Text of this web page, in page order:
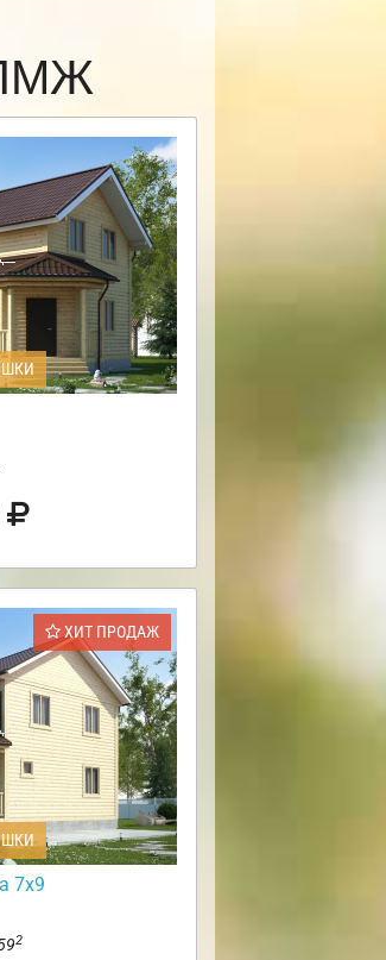
ХИТ ПРОДАЖ
7х9
2